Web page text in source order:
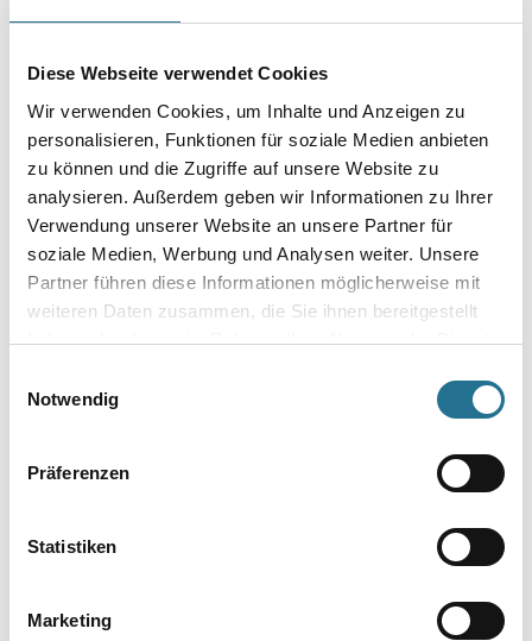
Diese Webseite verwendet Cookies
Wir verwenden Cookies, um Inhalte und Anzeigen zu
personalisieren, Funktionen für soziale Medien anbieten
zu können und die Zugriffe auf unsere Website zu
analysieren. Außerdem geben wir Informationen zu Ihrer
Verwendung unserer Website an unsere Partner für
soziale Medien, Werbung und Analysen weiter. Unsere
Partner führen diese Informationen möglicherweise mit
weiteren Daten zusammen, die Sie ihnen bereitgestellt
haben oder die sie im Rahmen Ihrer Nutzung der Dienste
Notwendig
Präferenzen
Statistiken
Marketing
Breite in centimeter
Gebinde